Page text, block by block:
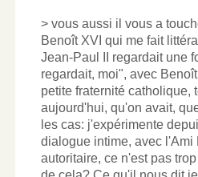
> vous aussi il vous a
Benoît XVI qui me fait
Jean-Paul II regardait une
regardait, moi", avec
petite fraternité catholique,
aujourd'hui, qu'on avait,
les cas: j'expérimente
dialogue intime, avec l'Ami
autoritaire, ce n'est pas